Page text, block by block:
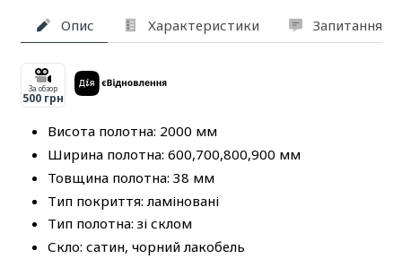
Опис Характеристики Запитання
За обзор
500 грн
Висота полотна: 2000 мм
Ширина полотна: 600,700,800,900 мм
Товщина полотна: 38 мм
Тип покриття: ламіновані
Тип полотна: зі склом
Скло: сатин, чорний лакобель